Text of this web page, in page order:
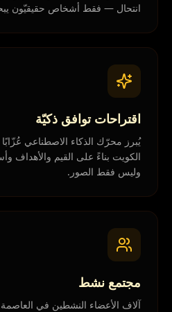
انتحال — فقط أشخاص حقيقيّون
اقتراحات توافق ذكيّة
يُبرز محرّك الذكاء الاصطناعي
الكويت بناءً على القيم والأهداف
وليس فقط الصور.
مجتمع نشط
آلاف الأعضاء النشطين في